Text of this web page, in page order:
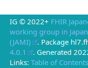
IG © 2022+ FHIR
working group in
(JAMI)
. Package
4.0.1
. Generated
Links: Table of Contents